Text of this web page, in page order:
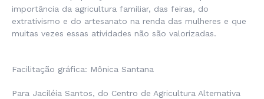
importância da agricultura familiar, das feiras, do
extrativismo e do artesanato na renda das mulheres e que
muitas vezes essas atividades não são valorizadas.
Facilitação gráfica: Mônica Santana
Para Jaciléia Santos, do Centro de Agricultura Alternativa